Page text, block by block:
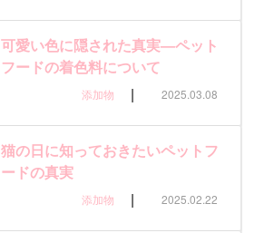
可愛い色に隠された真実—ペット
フードの着色料について
添加物 | 2025.03.08
猫の日に知っておきたいペットフ
ードの真実
添加物 | 2025.02.22